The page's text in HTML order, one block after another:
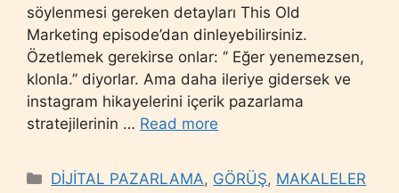
söylenmesi gereken detayları This Old
Marketing episode’dan dinleyebilirsiniz.
Özetlemek gerekirse onlar: ‘’ Eğer yenemezsen,
klonla.’’ diyorlar. Ama daha ileriye gidersek ve
instagram hikayelerini içerik pazarlama
stratejilerinin … Read more
Categories
DİJİTAL PAZARLAMA, GÖRÜŞ, MAKALELER